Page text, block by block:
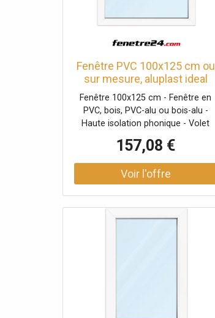
Fenêtre PVC 100x125 cm ou
sur mesure, aluplast ideal
4000, blanc, 1000 x 1250 mm
fenêtre fixe, 1 vantail, double
vitrage
Fenêtre 100x125 cm - Fenêtre en
PVC, bois, PVC-alu ou bois-alu -
Haute isolation phonique - Volet
Coefficients thermiques très bas.
157,08 €